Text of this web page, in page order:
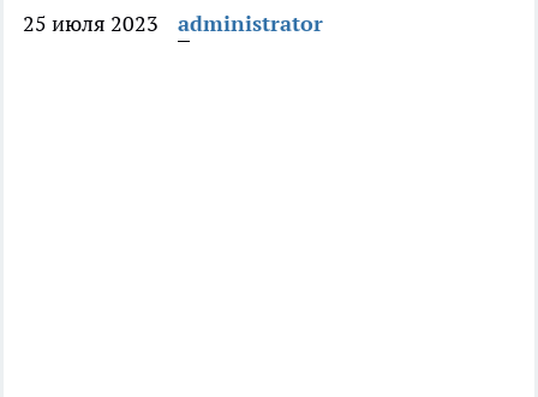
25 июля 2023 administrator